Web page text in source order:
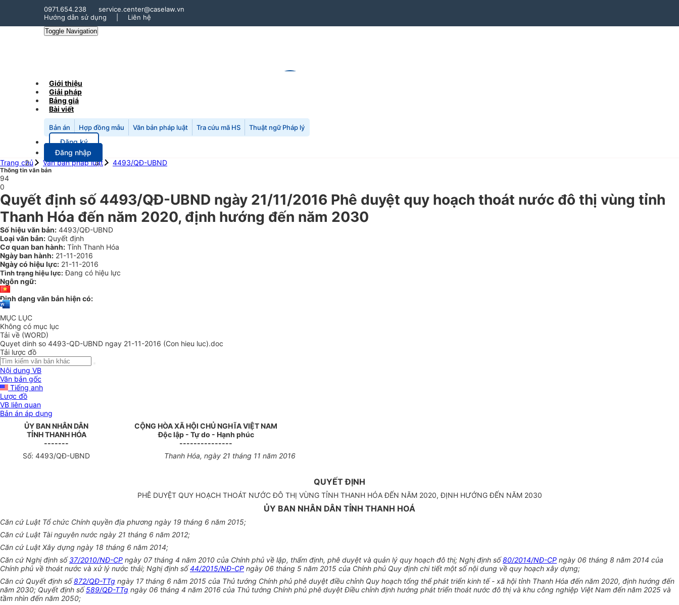
0971.654.238
service.center@caselaw.vn
Hướng dẫn sử dụng
Liên hệ
Toggle Navigation
Giới thiệu
Giải pháp
Bảng giá
Bài viết
Bản án Hợp đồng mẫu Văn bản pháp luật Tra cứu mã HS Thuật ngữ Pháp lý
Đăng ký
Đăng nhập
Trang chủ
Văn bản pháp luật 4493/QĐ-UBND
Thông tin văn bản
94
0
Quyết định số 4493/QĐ-UBND ngày 21/11/2016 Phê duyệt quy hoạch thoát nước đô thị vùng tỉnh
Thanh Hóa đến năm 2020, định hướng đến năm 2030
Số hiệu văn bản: 4493/QĐ-UBND
Loại văn bản: Quyết định
Cơ quan ban hành: Tỉnh Thanh Hóa
Ngày ban hành: 21-11-2016
Ngày có hiệu lực: 21-11-2016
Tình trạng hiệu lực: Đang có hiệu lực
Ngôn ngữ:
Định dạng văn bản hiện có:
MỤC LỤC
Không có mục lục
Tải về (WORD)
Quyet dinh so 4493-QD-UBND ngay 21-11-2016 (Con hieu luc).doc
Tải lược đồ
Nội dung VB
Văn bản gốc
Tiếng anh
Lược đồ
VB liên quan
Bản án áp dụng
ỦY BAN NHÂN DÂN
TỈNHTHANH HÓA
-------
CỘNG HÒA XÃ HỘI CHỦ NGHĨA VIỆT NAM
Độc lập - Tự do - Hạnh phúc
---------------
Số: 4493/QĐ-UBND Thanh Hóa, ngày 21 tháng 11 năm 2016
QUYẾT ĐỊNH
PHÊ DUYỆT QUY HOẠCH THOÁT NƯỚC ĐÔ THỊ VÙNG TỈNH THANH HÓA ĐẾN NĂM 2020, ĐỊNH HƯỚNG ĐẾN NĂM 2030
ỦY BAN NHÂN DÂN TỈNH THANH HOÁ
Căn cứ Luật Tổ chức Chính quyền địa phương ngày 19 tháng 6 năm 2015;
Căn cứ Luật Tài nguyên nước ngày 21 tháng 6 năm 2012;
Căn cứ Luật Xây dựng ngày 18 tháng 6 năm 2014;
Căn cứ Nghị định số37/2010/NĐ-CP ngày 07 tháng 4 năm 2010 của Chính phủ về lập, thẩm định, phê duyệt và quản lý quy hoạch đô thị; Nghị định số80/2014/NĐ-CP ngày 06 tháng 8 năm 2014 của
Chính phủ về thoát nước và xửlý nước thải; Nghị định số44/2015/NĐ-CP ngày 06 tháng 5 năm 2015 của Chính phủ Quy định chi tiết một sốnội dung về quy hoạch xây dựng;
Căn cứ Quyết định số 872/QĐ-TTg ngày 17 tháng 6 năm 2015 của Thủ tướng Chính phủ phê duyệt điều chỉnh Quy hoạch tổng thể phát triển kinh tế - xã hội tỉnh Thanh Hóa đến năm 2020, định hướng đến
năm 2030; Quyết định số 589/QĐ-TTg ngày 06 tháng 4 năm 2016 của Thủ tướng Chính phủ phê duyệt Điều chỉnh định hướng phát triển thoát nước đô thị và khu công nghiệp Việt Nam đến năm 2025 và
tầm nhìn đến năm 2050;